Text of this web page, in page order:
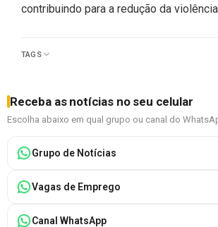
contribuindo para a redução da
TAGS
Receba as notícias no seu celular
Escolha abaixo em qual grupo ou canal do
Grupo de Notícias
Vagas de Emprego
Canal WhatsApp